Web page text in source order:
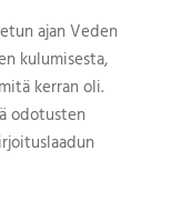
ajan Veden
kulumisesta,
kerran oli.
odotusten